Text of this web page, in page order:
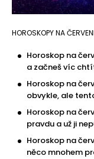
HOROSKOPY NA
Horoskop na
a začneš víc
Horoskop na
obvykle, ale
Horoskop na
pravdu a už ji
Horoskop na
něco mnohem